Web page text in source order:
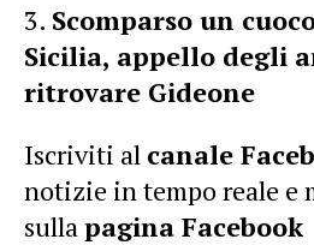
Scomparso un
Sicilia, appello degli
ritrovare Gideone
Iscriviti al canale
notizie in tempo reale e
sullapagina Facebook